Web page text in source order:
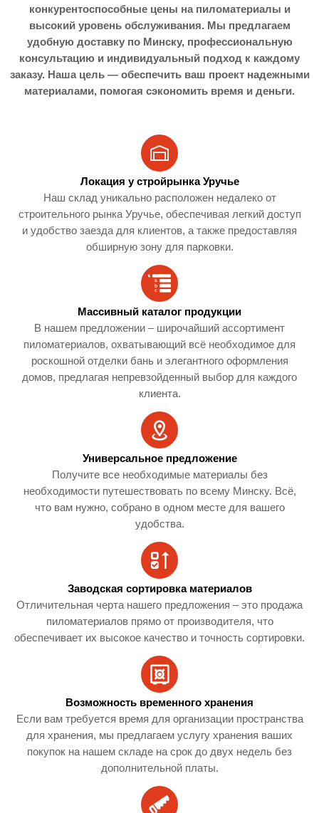
конкурентоспособные цены на пиломатериалы и
высокий уровень обслуживания. Мы предлагаем
удобную доставку по Минску, профессиональную
консультацию и индивидуальный подход к каждому
заказу. Наша цель — обеспечить ваш проект надежными
материалами, помогая сэкономить время и деньги.
Локация у стройрынка Уручье
Наш склад уникально расположен недалеко от
строительного рынка Уручье, обеспечивая легкий доступ
и удобство заезда для клиентов, а также предоставляя
обширную зону для парковки.
Массивный каталог продукции
В нашем предложении – широчайший ассортимент
пиломатериалов, охватывающий всё необходимое для
роскошной отделки бань и элегантного оформления
домов, предлагая непревзойденный выбор для каждого
клиента.
Универсальное предложение
Получите все необходимые материалы без
необходимости путешествовать по всему Минску. Всё,
что вам нужно, собрано в одном месте для вашего
удобства.
Заводская сортировка материалов
Отличительная черта нашего предложения – это продажа
пиломатериалов прямо от производителя, что
обеспечивает их высокое качество и точность сортировки.
Возможность временного хранения
Если вам требуется время для организации пространства
для хранения, мы предлагаем услугу хранения ваших
покупок на нашем складе на срок до двух недель без
дополнительной платы.